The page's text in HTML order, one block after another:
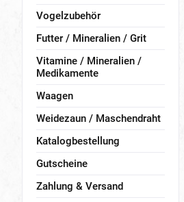
Vogelzubehör
Futter / Mineralien / Grit
Vitamine / Mineralien /
Medikamente
Waagen
Weidezaun / Maschendraht
Katalogbestellung
Gutscheine
Zahlung & Versand